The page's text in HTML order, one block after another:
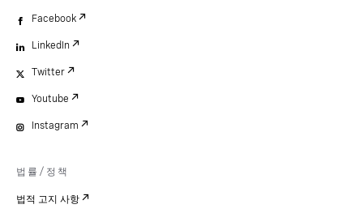
Facebook
LinkedIn
Twitter
Youtube
Instagram
법률/정책
법적 고지 사항